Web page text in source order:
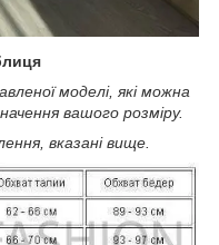
моделі, які можна
вашого розміру.
вказані вище.